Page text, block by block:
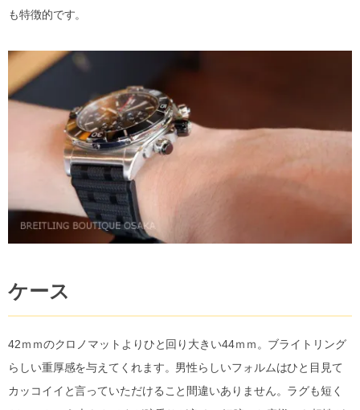
も特徴的です。
ケース
42ｍｍのクロノマットよりひと回り大きい44ｍｍ。ブライトリング
らしい重厚感を与えてくれます。男性らしいフォルムはひと目見て
カッコイイと言っていただけること間違いありません。ラグも短く